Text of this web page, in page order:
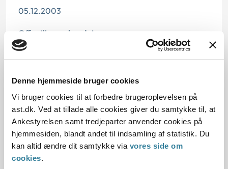
Denne hjemmeside bruger cookies
Vi bruger cookies til at forbedre brugeroplevelsen på
ast.dk. Ved at tillade alle cookies giver du samtykke til, at
Ankestyrelsen samt tredjeparter anvender cookies på
hjemmesiden, blandt andet til indsamling af statistik. Du
kan altid ændre dit samtykke via vores side om
cookies.
05.12.2003
Offentliggørelsesdato
Denne principafgørelse er kasseret den 29. marts
Paragraf
§ 2 § 24 § 41 § 1 § 28
Journalnummer